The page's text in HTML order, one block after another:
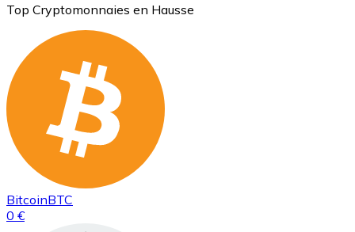
Top Cryptomonnaies en Hausse
BitcoinBTC
0 €